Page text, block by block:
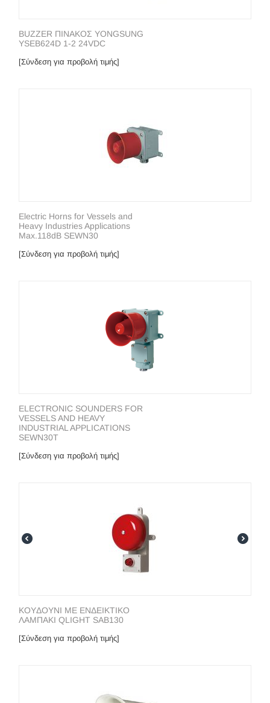
BUZZER ΠΙΝΑΚΟΣ YONGSUNG
YSEB624D 1-2 24VDC
[Σύνδεση για προβολή τιμής]
Electric Horns for Vessels and
Heavy Industries Applications
Max.118dB SEWN30
[Σύνδεση για προβολή τιμής]
ELECTRONIC SOUNDERS FOR
VESSELS AND HEAVY
INDUSTRIAL APPLICATIONS
SEWN30T
[Σύνδεση για προβολή τιμής]
KOYΔΟΥΝΙ ΜΕ ΕΝΔΕΙΚΤΙΚΟ
ΛΑΜΠΑΚΙ QLIGHT SAB130
[Σύνδεση για προβολή τιμής]